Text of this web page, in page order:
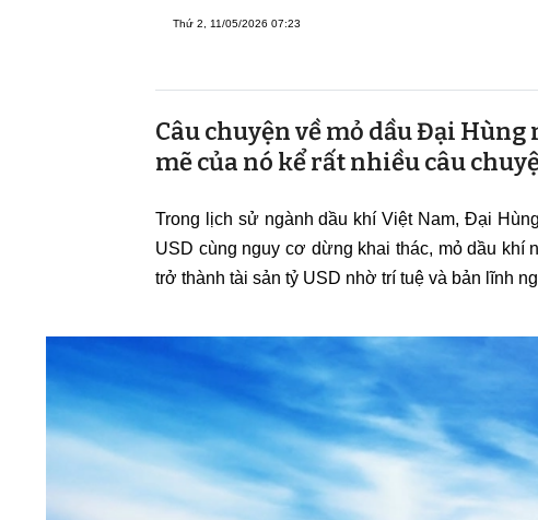
Thứ 2, 11/05/2026 07:23
Câu chuyện về mỏ dầu Đại
mẽ của nó kể rất nhiều câu
Trong lịch sử ngành dầu khí Việt Nam, Đại
USD cùng nguy cơ dừng khai thác, mỏ dầu khí
trở thành tài sản tỷ USD nhờ trí tuệ và bản lĩnh